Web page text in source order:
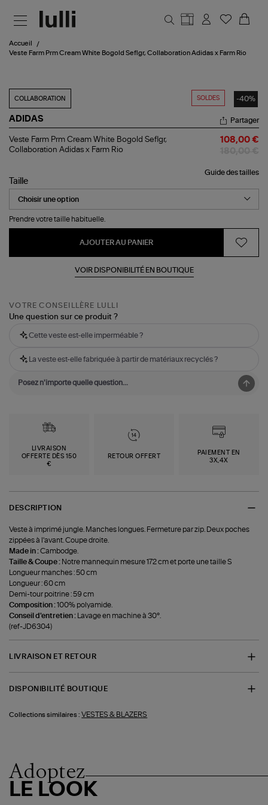
Accueil
Veste Farm Prm Cream White Bogold Seflgr, Collaboration Adidas x Farm Rio
SOLDES -40%
COLLABORATION
ADIDAS
Veste
Farm
White
Bogold
Seflgr,
Collaboration
x
Partager
Veste Farm Prm Cream White Bogold Seflgr,
Collaboration Adidas x Farm Rio
108,00 €
Guide des tailles
Taille
Prendre votre taille habituelle.
AJOUTER AU PANIER
VOIR DISPONIBILITÉ EN BOUTIQUE
VOTRE CONSEILLÈRE LULLI
Une question sur ce produit ?
Cette veste est-elle imperméable ?
La veste est-elle fabriquée à partir de matériaux recyclés ?
LIVRAISON
OFFERTE DÈS 150
€
RETOUR OFFERT
PAIEMENT EN
3X,4X
DESCRIPTION
Veste à imprimé jungle. Manches longues. Fermeture par zip. Deux poches
zippées à l'avant. Coupe droite.
Made in :Cambodge.
Taille & Coupe : Notre mannequin mesure 172 cm et porte une taille S
Longueur manches : 50 cm
Longueur : 60 cm
Demi-tour poitrine : 59 cm
Composition :100% polyamide.
Conseil d'entretien : Lavage en machine à 30°.
(ref-JD6304)
LIVRAISON ET RETOUR
DISPONIBILITÉ BOUTIQUE
Collections similaires : VESTES & BLAZERS
Adoptez
LE LOOK